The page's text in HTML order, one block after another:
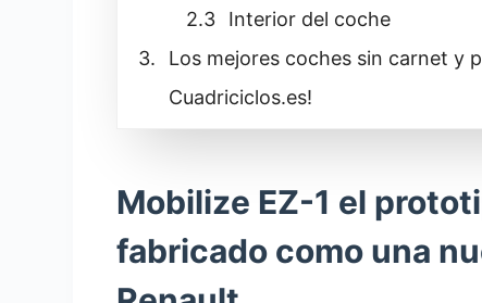
Interior del coche
Los mejores coches sin carnet y
Cuadriciclos.es!
Mobilize EZ-1 el
fabricado como una